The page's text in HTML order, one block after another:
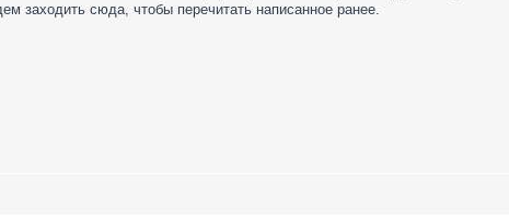
заходить сюда, чтобы перечитать написанное ранее.